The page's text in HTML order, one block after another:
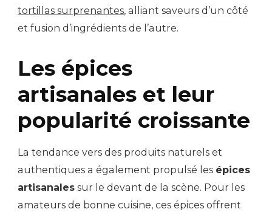
tortillas surprenantes, alliant saveurs d’un côté
et fusion d’ingrédients de l’autre.
Les épices
artisanales et leur
popularité croissante
La tendance vers des produits naturels et
authentiques a également propulsé les épices
artisanales sur le devant de la scène. Pour les
amateurs de bonne cuisine, ces épices offrent